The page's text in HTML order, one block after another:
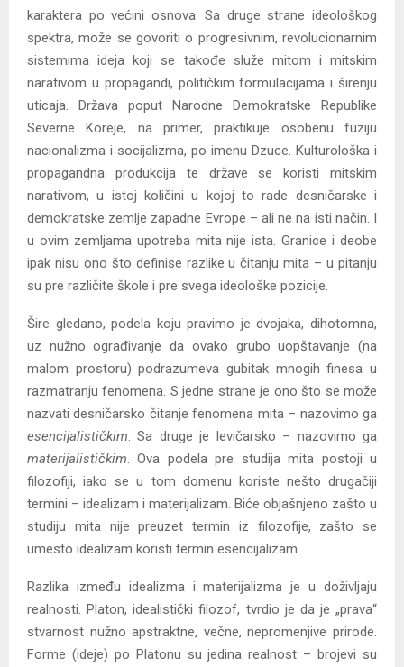
karaktera po većini osnova. Sa druge strane ideološkog
spektra, može se govoriti o progresivnim, revolucionarnim
sistemima ideja koji se takođe služe mitom i mitskim
narativom u propagandi, političkim formulacijama i širenju
uticaja. Država poput Narodne Demokratske Republike
Severne Koreje, na primer, praktikuje osobenu fuziju
nacionalizma i socijalizma, po imenu Dzuce. Kulturološka i
propagandna produkcija te države se koristi mitskim
narativom, u istoj količini u kojoj to rade desničarske i
demokratske zemlje zapadne Evrope – ali ne na isti način. I
u ovim zemljama upotreba mita nije ista. Granice i deobe
ipak nisu ono što definise razlike u čitanju mita – u pitanju
su pre različite škole i pre svega ideološke pozicije.
Šire gledano, podela koju pravimo je dvojaka, dihotomna,
uz nužno ograđivanje da ovako grubo uopštavanje (na
malom prostoru) podrazumeva gubitak mnogih finesa u
razmatranju fenomena. S jedne strane je ono što se može
nazvati desničarsko čitanje fenomena mita – nazovimo ga
esencijalističkim . Sa druge je levičarsko – nazovimo ga
materijalističkim . Ova podela pre studija mita postoji u
filozofiji, iako se u tom domenu koriste nešto drugačiji
termini – idealizam i materijalizam. Biće objašnjeno zašto u
studiju mita nije preuzet termin iz filozofije, zašto se
umesto idealizam koristi termin esencijalizam.
Razlika između idealizma i materijalizma je u doživljaju
realnosti. Platon, idealistički filozof, tvrdio je da je „prava“
stvarnost nužno apstraktne, večne, nepromenjive prirode.
Forme (ideje) po Platonu su jedina realnost – brojevi su